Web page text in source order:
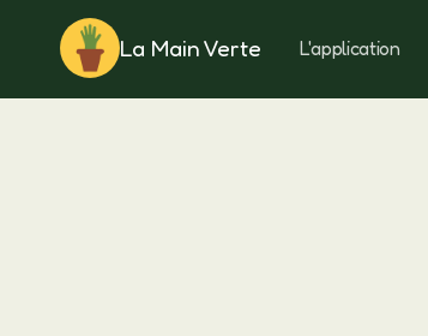
La Main Verte L'application
Rotation